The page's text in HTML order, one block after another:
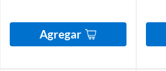
Agregar